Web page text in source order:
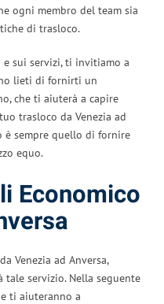
ogni membro del team sia
di trasloco.
sui servizi, ti invitiamo a
lieti di fornirti un
che ti aiuterà a capire
trasloco da Venezia ad
è sempre quello di fornire
equo.
Economico
Venezia ad Anversa,
servizio. Nella seguente
ti aiuteranno a